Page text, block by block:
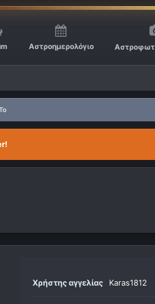
Αστροημερολόγιο
Χρήστης αγγελίας Karas1812